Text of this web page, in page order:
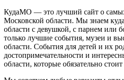
КудаМО — это лучший сайт о
Московской области. Мы знаем
области с девушкой, с парнем или
только лучшие события, музеи и
области. События для детей и их
достопримечательности и
области, которые обязательно